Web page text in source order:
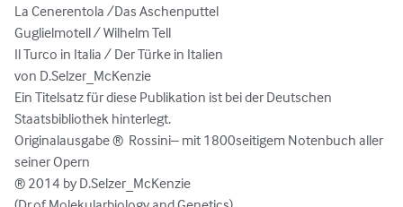
La Cenerentola /Das Aschenputtel
Guglielmotell / Wilhelm Tell
Il Turco in Italia / Der Türke in Italien
von D.Selzer_McKenzie
Ein Titelsatz für diese Publikation ist bei der Deutschen
Staatsbibliothek hinterlegt.
Originalausgabe ®  Rossini– mit 1800seitigem Notenbuch aller
seiner Opern
® 2014 by D.Selzer_McKenzie